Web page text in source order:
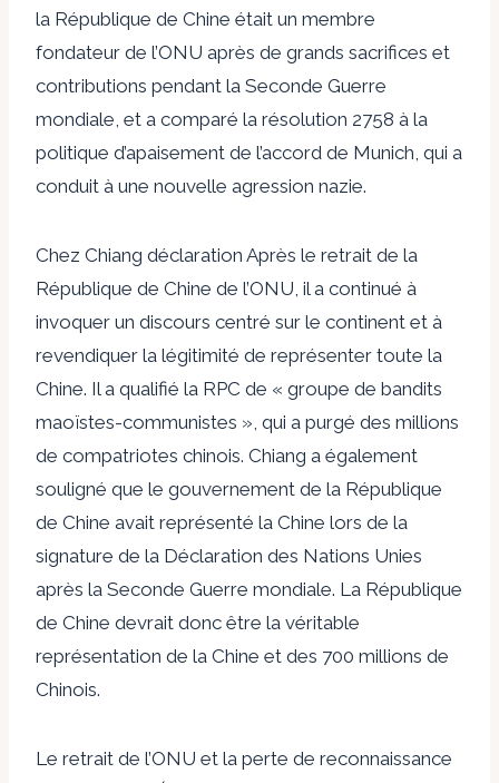
la République de Chine était un membre
fondateur de l’ONU après de grands sacrifices et
contributions pendant la Seconde Guerre
mondiale, et a comparé la résolution 2758 à la
politique d’apaisement de l’accord de Munich, qui a
conduit à une nouvelle agression nazie.
Chez Chiang déclaration Après le retrait de la
République de Chine de l’ONU, il a continué à
invoquer un discours centré sur le continent et à
revendiquer la légitimité de représenter toute la
Chine. Il a qualifié la RPC de « groupe de bandits
maoïstes-communistes », qui a purgé des millions
de compatriotes chinois. Chiang a également
souligné que le gouvernement de la République
de Chine avait représenté la Chine lors de la
signature de la Déclaration des Nations Unies
après la Seconde Guerre mondiale. La République
de Chine devrait donc être la véritable
représentation de la Chine et des 700 millions de
Chinois.
Le retrait de l’ONU et la perte de reconnaissance